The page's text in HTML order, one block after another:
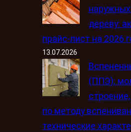
дереву:
прайс-лист на 2026
13.07.2026
(ППЭ):
по методу
технические